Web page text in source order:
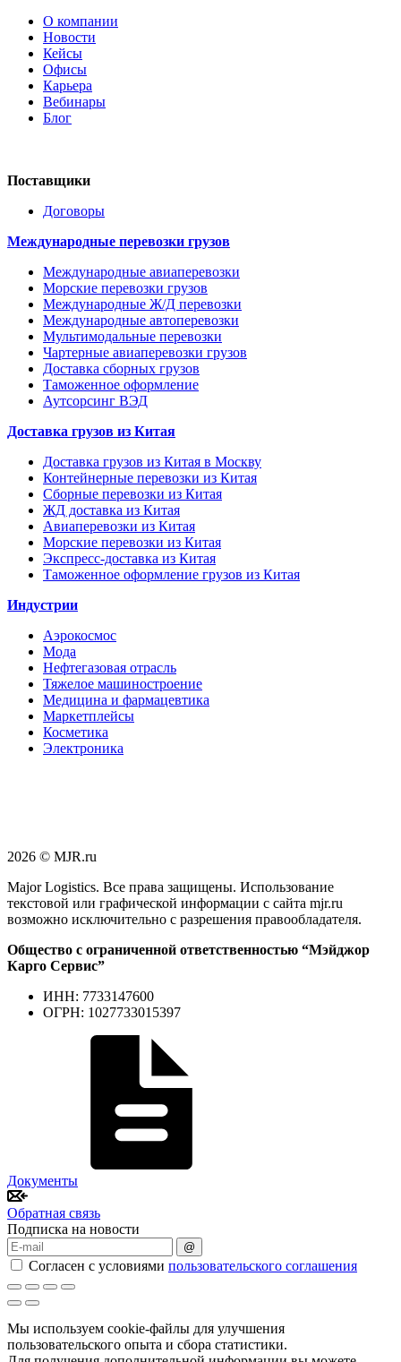
О компании
Новости
Кейсы
Офисы
Карьера
Вебинары
Блог
Поставщики
Договоры
Международные перевозки грузов
Международные авиаперевозки
Морские перевозки грузов
Международные Ж/Д перевозки
Международные автоперевозки
Мультимодальные перевозки
Чартерные авиаперевозки грузов
Доставка сборных грузов
Таможенное оформление
Аутсорсинг ВЭД
Доставка грузов из Китая
Доставка грузов из Китая в Москву
Контейнерные перевозки из Китая
Сборные перевозки из Китая
ЖД доставка из Китая
Авиаперевозки из Китая
Морские перевозки из Китая
Экспресс-доставка из Китая
Таможенное оформление грузов из Китая
Индустрии
Аэрокосмос
Мода
Нефтегазовая отрасль
Тяжелое машиностроение
Медицина и фармацевтика
Маркетплейсы
Косметика
Электроника
2026 © MJR.ru
Major Logistics. Все права защищены. Использование
текстовой или графической информации с сайта mjr.ru
возможно исключительно с разрешения правообладателя.
Общество с ограниченной ответственностью “Мэйджор
Карго Сервис”
ИНН: 7733147600
ОГРН: 1027733015397
Документы
Обратная связь
Подписка на новости
@
Согласен с условиями пользовательского соглашения
Мы используем cookie-файлы для улучшения
пользовательского опыта и сбора статистики.